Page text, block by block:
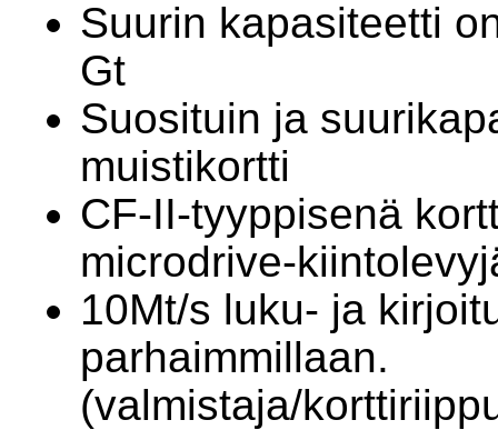
Suurin kapasiteetti
Gt
Suosituin ja
muistikortti
CF-II-tyyppisenä
microdrive-
10Mt/s luku- ja
parhaimmillaan.
(valmistaja/